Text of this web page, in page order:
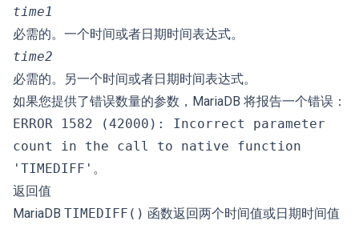
time1
必需的。一个时间或者日期时间表达式。
time2
必需的。另一个时间或者日期时间表达式。
如果您提供了错误数量的参数，MariaDB 将报告一个错误：
ERROR 1582 (42000): Incorrect parameter
count in the call to native function
'TIMEDIFF' 。
返回值
MariaDB TIMEDIFF() 函数返回两个时间值或日期时间值